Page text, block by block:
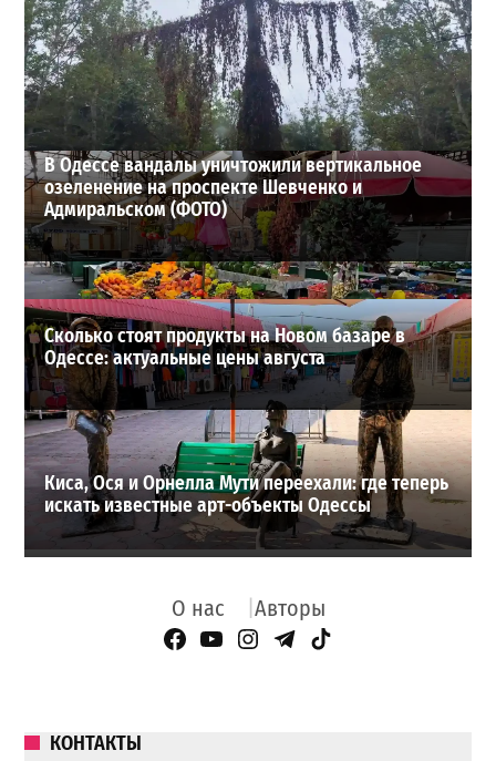
Под Одессой уносит в море ребенка на матрасе и
мужчину: идет спасательная операция
2
28-07-2026 в 17:51
ВИБОР РЕДАКЦИИ
В Одессе вандалы уничтожили вертикальное
озеленение на проспекте Шевченко и
Адмиральском (ФОТО)
Сколько стоят продукты на Новом базаре в
Одессе: актуальные цены августа
Киса, Ося и Орнелла Мути переехали: где теперь
искать известные арт-объекты Одессы
О нас Авторы
Facebook Page
YouTube
Instagram
Telegram
TikTok
КОНТАКТЫ